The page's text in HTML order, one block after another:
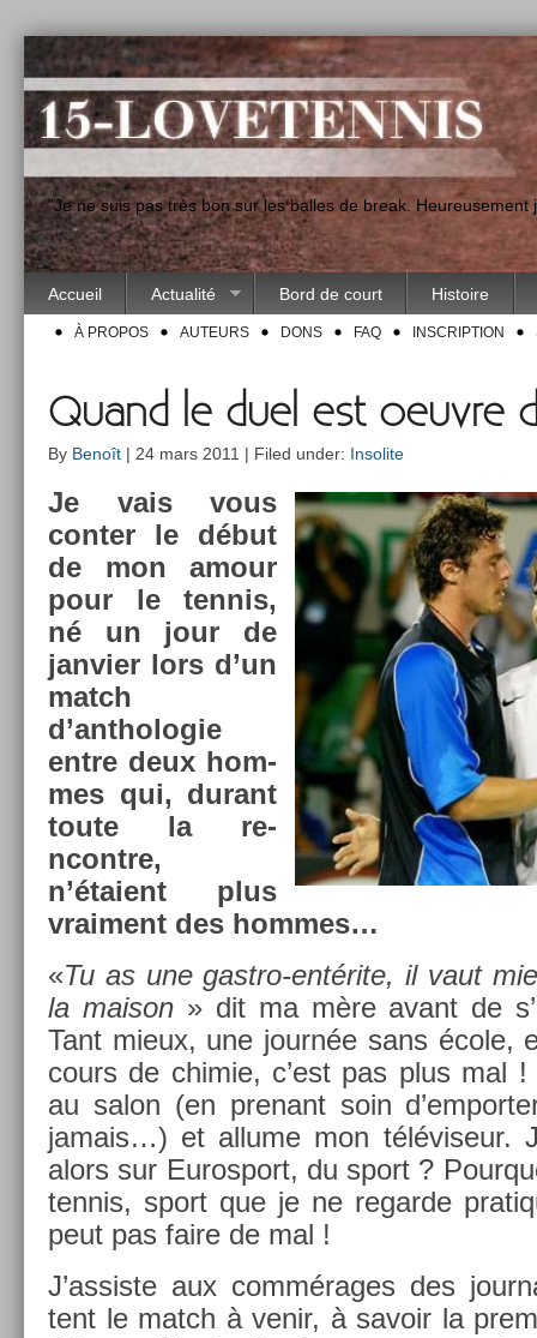
"Je ne suis pas très bon sur les balles de break.
Accueil Actualité Bord de court Histoire
À PROPOS AUTEURS DONS FAQ INSCRIPTION
Quand le duel est oeuvre
By Benoît | 24 mars 2011 | Filed under: Insolite
Je vais vous
con­t­er le début
de mon amour
pour le ten­nis,
né un jour de
jan­vi­er lors d’un
match
d’anthologie
entre deux hom­
mes qui, durant
toute la re­
ncontre,
n’étaient plus
vrai­ment des hom­mes…
«Tu as une gastro-entérite, il vaut
la maison » dit ma mère avant de
Tant mieux, une journée sans école,
cours de chimie, c’est pas plus mal !
au salon (en pre­nant soin
jamais…) et al­lume mon téléviseur.
alors sur Euros­port, du sport ?
ten­nis, sport que je ne re­gar­de
peut pas faire de mal !
J’as­siste aux commérages des
tent le match à venir, à savoir la